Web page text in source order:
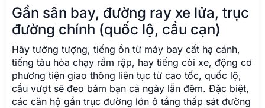
Gần sân bay, đường ray xe lửa, trục
đường chính (quốc lộ, cầu cạn)
Hãy tưởng tượng, tiếng ồn từ máy bay cất hạ cánh,
tiếng tàu hỏa chạy rầm rập, hay tiếng còi xe, động cơ
phương tiện giao thông liên tục từ cao tốc, quốc lộ,
cầu vượt sẽ đeo bám bạn cả ngày lẫn đêm. Đặc biệt,
các căn hộ gần trục đường lớn ở tầng thấp sát đường